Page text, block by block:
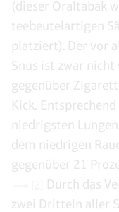
(dieser Oraltabak
teebeutelartigen
platziert). Der vor
Snus ist zwar
gegenüber
Kick.
niedrigsten
dem niedrigen
gegenüber 21
Durch das
zwei Dritteln aller